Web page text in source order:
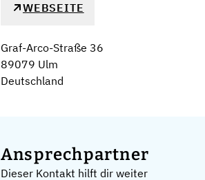
WEBSEITE
Graf-Arco-Straße 36
89079 Ulm
Deutschland
Ansprechpartner
Dieser Kontakt hilft dir weiter